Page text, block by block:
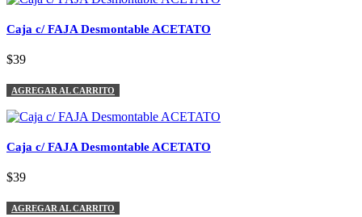
Caja c/ FAJA Desmontable ACETATO
$39
AGREGAR AL CARRITO
Caja c/ FAJA Desmontable ACETATO
$39
AGREGAR AL CARRITO